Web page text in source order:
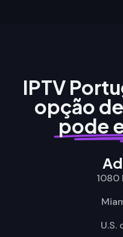
IPTV
opção
pode
1080
U.S.